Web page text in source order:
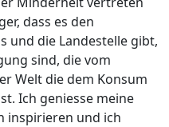
dass es den
und die Landestelle gibt,
sind, die vom
Welt die dem Konsum
Ich geniesse meine
inspirieren und ich